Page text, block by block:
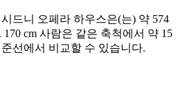
드니 오페라 하우스은(는) 약 574
170 cm 사람은 같은 축척에서 약 15
선에서 비교할 수 있습니다.